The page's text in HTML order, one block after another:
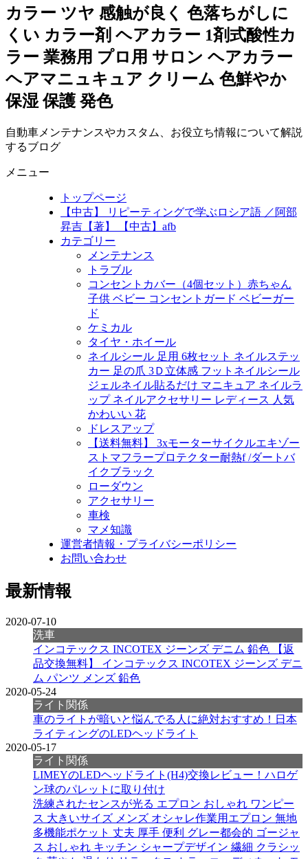
カラー ツヤ 感触が良く 色落ちがしに
くい カラー剤 ヘアカラー 1剤式酸性カ
ラー 業務用 プロ用 サロン ヘアカラー
ヘアマニュキュア クリーム 色鮮やか
保湿 保護 発色
自動車メンテナンスやカスタム、お役立ち情報について解説
するブログ
メニュー
トップページ
【中古】 リピーティングで学ぶロシア語 ／阿部
昇吉【著】 【中古】afb
カテゴリー
メンテナンス
トラブル
コンセントカバー（4個セット）赤ちゃん
子供 ベビー コンセントガード ベビーガー
ド
ケミカル
タイヤ・ホイール
ネイルシール 足用 6枚セット ネイルステッ
カー 足の爪 3Ｄ立体感 フットネイルシール
ジェルネイル貼るだけ マニキュア ネイルラ
ップ ネイルアクセサリー レディース 人気
かわいい 花
ドレスアップ
【送料無料】 3xモーターサイクルエキゾー
ストマフラープロテクター耐熱f /ダートバ
イクブラック
ローダウン
アクセサリー
車検
マメ知識
運営者情報・プライバシーポリシー
お問い合わせ
最新情報
2020-07-10
洗車
インコテックス INCOTEX ジーンズ デニム 鉛色 【返
品交換無料】 インコテックス INCOTEX ジーンズ デニ
ム パンツ メンズ 鉛色
2020-05-24
ライト関係
車のライトが暗いと悩んでる人に絶対おすすめ！日本
ライティングのLEDヘッドライト
2020-05-17
ライト関係
LIMEYのLEDヘッドライト(H4)交換レビュー！ハロゲ
ン球のパレットに取り付け
洗練されたセンスが光る エプロン おしゃれ ワンピー
ス 大きいサイズ メンズ オシャレ作業用エプロン 無地
多機能ポケット 丈夫 厚手 便利 グレー都会的 ゴージャ
ス おしゃれ キッチン シャープデザイン 繊細 クラシッ